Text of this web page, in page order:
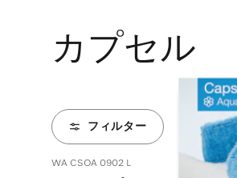
カプセル
フィルター
WA CSOA 0902 L